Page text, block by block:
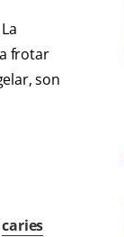
frotar
son
caries